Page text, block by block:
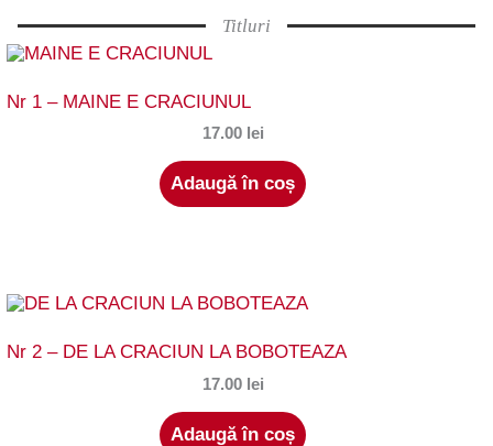
Titluri
Nr 1 – MAINE E CRACIUNUL
17.00 lei
Adaugă în coș
Nr 2 – DE LA CRACIUN LA BOBOTEAZA
17.00 lei
Adaugă în coș